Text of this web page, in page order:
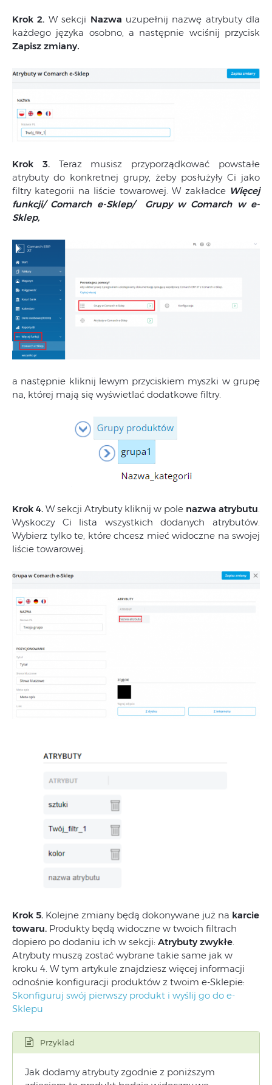
Krok 2. W sekcji Nazwa uzupełnij nazwę atrybuty dla
każdego języka osobno, a następnie wciśnij przycisk
Zapisz zmiany.
Krok 3.Teraz musisz przyporządkować powstałe
atrybuty do konkretnej grupy, żeby posłużyły Ci jako
filtry kategorii na liście towarowej. W zakładce Więcej
funkcji/ Comarch e-Sklep/ Grupy w Comarch w e-
Sklep,
a następnie kliknij lewym przyciskiem myszki w grupę
na, której mają się wyświetlać dodatkowe filtry.
Krok 4. W sekcji Atrybuty kliknij w pole nazwa atrybutu
Wyskoczy Ci lista wszystkich dodanych atrybutów.
Wybierz tylko te, które chcesz mieć widoczne na swojej
liście towarowej.
Krok 5. Kolejne zmiany będą dokonywane już na karcie
towaru. Produkty będą widoczne w twoich filtrach
dopiero po dodaniu ich w sekcji: Atrybuty zwykłe.
Atrybuty muszą zostać wybrane takie same jak w
kroku 4. W tym artykule znajdziesz więcej informacji
odnośnie konfiguracji produktów z twoim e-Sklepie:
Skonfiguruj swój pierwszy produkt i wyślij go do e-
Sklepu
Przyklad
Jak dodamy atrybuty zgodnie z poniższym